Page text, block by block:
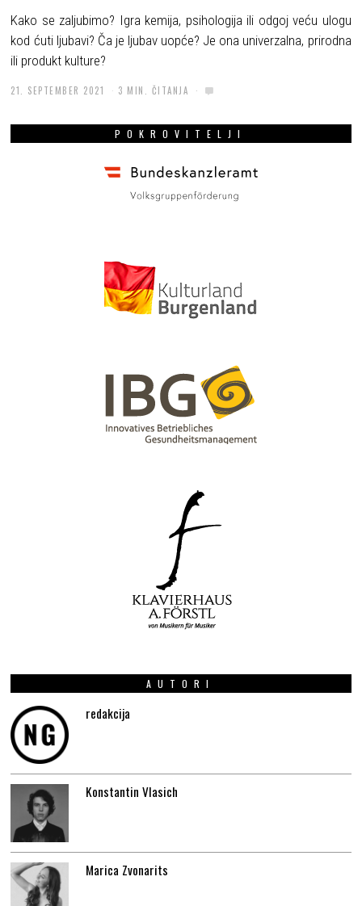
Kako se zaljubimo? Igra kemija, psihologija ili odgoj veću ulogu
kod ćuti ljubavi? Ča je ljubav uopće? Je ona univerzalna, prirodna
ili produkt kulture?
21. SEPTEMBER 2021 3 MIN. ČITANJA
POKROVITELJI
AUTORI
redakcija
Konstantin Vlasich
Marica Zvonarits